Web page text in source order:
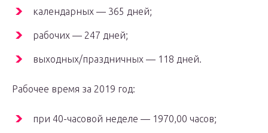
календарных — 365 дней;
рабочих — 247 дней;
выходных/праздничных — 118 дней.
Рабочее время за 2019 год:
при 40-часовой неделе — 1970,00 часов;